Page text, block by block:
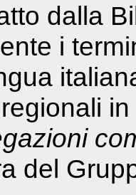
dalla
i
del